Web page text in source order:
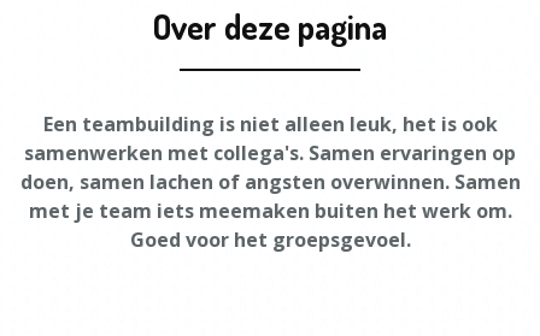
Over deze pagina
Een teambuilding is niet alleen leuk, het is ook
samenwerken met collega's. Samen ervaringen op
doen, samen lachen of angsten overwinnen. Samen
met je team iets meemaken buiten het werk om.
Goed voor het groepsgevoel.